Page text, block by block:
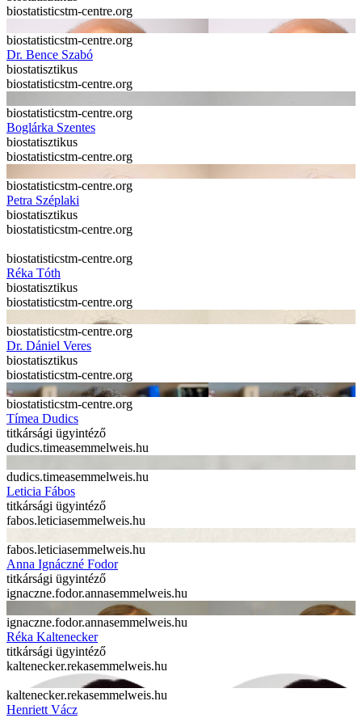
biostatisticstm-centre.org
biostatisticstm-centre.org
Dr. Bence Szabó
biostatisztikus
biostatisticstm-centre.org
biostatisticstm-centre.org
Boglárka Szentes
biostatisztikus
biostatisticstm-centre.org
biostatisticstm-centre.org
Petra Széplaki
biostatisztikus
biostatisticstm-centre.org
biostatisticstm-centre.org
Réka Tóth
biostatisztikus
biostatisticstm-centre.org
biostatisticstm-centre.org
Dr. Dániel Veres
biostatisztikus
biostatisticstm-centre.org
biostatisticstm-centre.org
Tímea Dudics
titkársági ügyintéző
dudics.timeasemmelweis.hu
dudics.timeasemmelweis.hu
Leticia Fábos
titkársági ügyintéző
fabos.leticiasemmelweis.hu
fabos.leticiasemmelweis.hu
Anna Ignáczné Fodor
titkársági ügyintéző
ignaczne.fodor.annasemmelweis.hu
ignaczne.fodor.annasemmelweis.hu
Réka Kaltenecker
titkársági ügyintéző
kaltenecker.rekasemmelweis.hu
kaltenecker.rekasemmelweis.hu
Henriett Vácz